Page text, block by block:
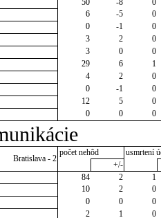
50 -8
0
6 -5
0
0 -1
0
3 2
0
3 0
0
29 6
1
4 2
0
0 -1
0
12 5
0
0 0 0
Bratislava - 2
počet nehôd
usmrtení
+/-
84 2
1
10 2
0
0 0
0
2 1 0